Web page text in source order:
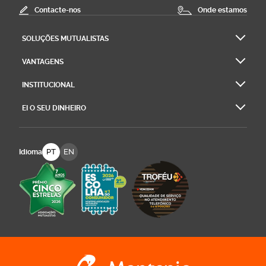
Contacte-nos Onde estamos
SOLUÇÕES MUTUALISTAS
VANTAGENS
INSTITUCIONAL
EI O SEU DINHEIRO
Idioma PT EN
Logo Montepio Associação Mutualista -